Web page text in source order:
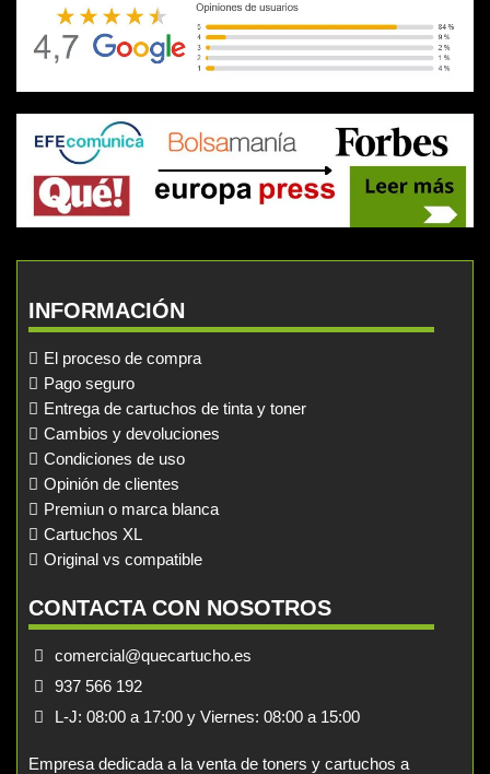
INFORMACIÓN
El proceso de compra
Pago seguro
Entrega de cartuchos de tinta y toner
Cambios y devoluciones
Condiciones de uso
Opinión de clientes
Premiun o marca blanca
Cartuchos XL
Original vs compatible
CONTACTA CON NOSOTROS
comercial@quecartucho.es
937 566 192
L-J: 08:00 a 17:00 y Viernes: 08:00 a 15:00
Empresa dedicada a la venta de toners y cartuchos a